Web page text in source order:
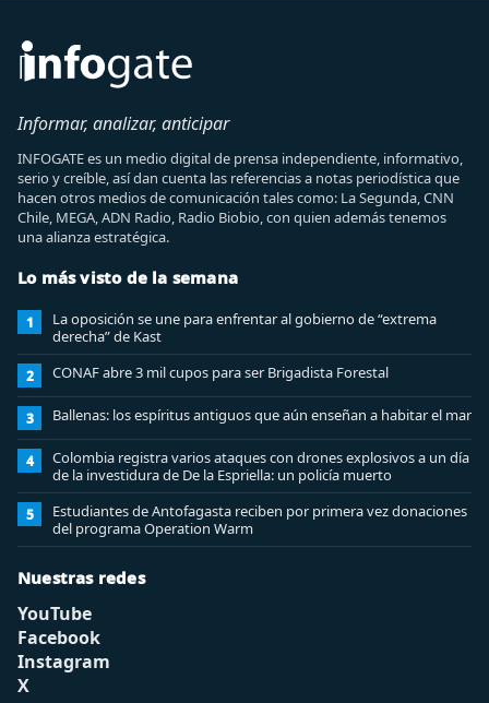
Informar, analizar, anticipar
INFOGATE es un medio digital de prensa independiente, informativo,
serio y creíble, así dan cuenta las referencias a notas periodística que
hacen otros medios de comunicación tales como: La Segunda, CNN
Chile, MEGA, ADN Radio, Radio Biobio, con quien además tenemos
una alianza estratégica.
Lo más visto de la semana
1
La oposición se une para enfrentar al gobierno de “extrema
derecha” de Kast
2 CONAF abre 3 mil cupos para ser Brigadista Forestal
3 Ballenas: los espíritus antiguos que aún enseñan a habitar el mar
4
Colombia registra varios ataques con drones explosivos a un día
de la investidura de De la Espriella: un policía muerto
5
Estudiantes de Antofagasta reciben por primera vez donaciones
del programa Operation Warm
Nuestras redes
YouTube
Facebook
Instagram
X